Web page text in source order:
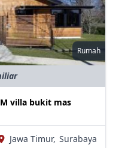
Rumah
villa bukit mas
Jawa Timur, Surabaya